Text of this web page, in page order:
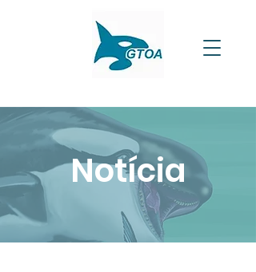
Notícia